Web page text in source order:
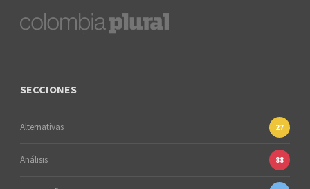
SECCIONES
Alternativas 27
Análisis 88